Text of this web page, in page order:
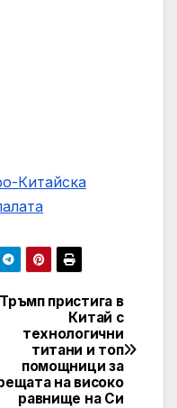
Китайска
Тръмп пристига в
Китай с
технологични
титани и топ
помощници за
на високо
равнище на Си